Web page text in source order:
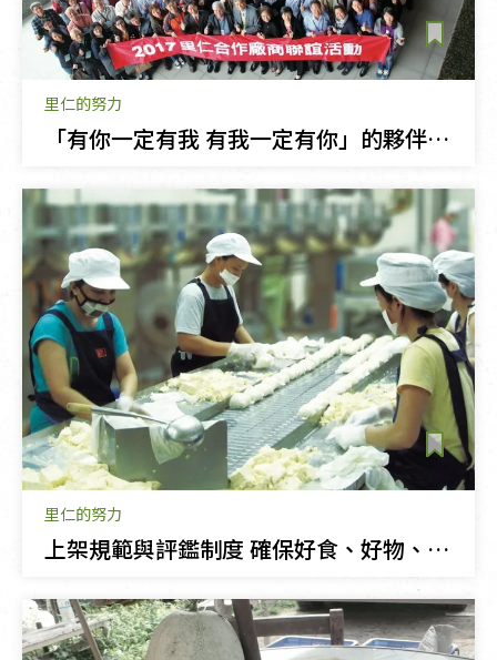
里仁的努力
「有你一定有我 有我一定有你」的夥伴關係
里仁的努力
上架規範與評鑑制度‭ ‬確保好食、好物、好安心